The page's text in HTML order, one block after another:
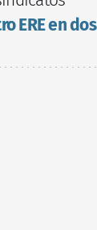
ERE en dos